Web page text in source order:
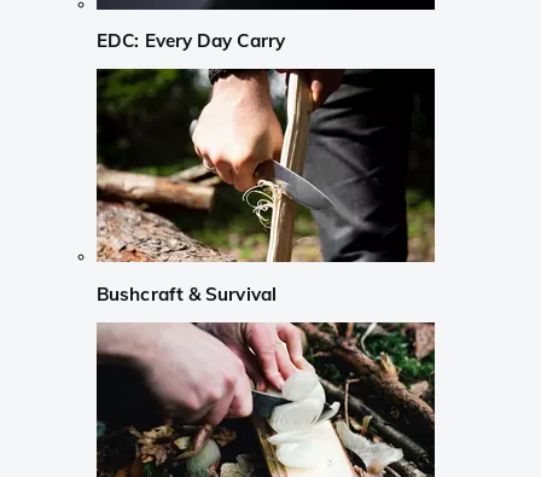
EDC: Every Day Carry
Bushcraft & Survival